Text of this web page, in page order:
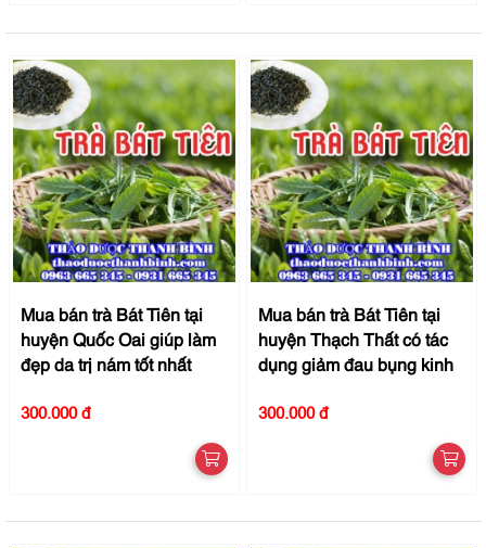
Mua bán trà Bát Tiên tại
huyện Quốc Oai giúp làm
đẹp da trị nám tốt nhất
300.000 đ
Mua bán trà Bát Tiên tại
huyện Thạch Thất có tác
dụng giảm đau bụng kinh
300.000 đ